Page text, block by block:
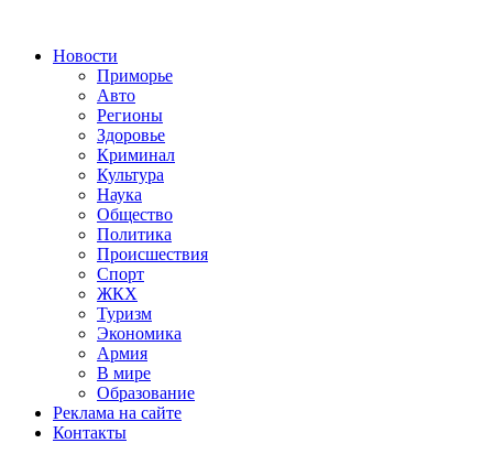
Новости
Приморье
Авто
Регионы
Здоровье
Криминал
Культура
Наука
Общество
Политика
Происшествия
Спорт
ЖКХ
Туризм
Экономика
Армия
В мире
Образование
Реклама на сайте
Контакты